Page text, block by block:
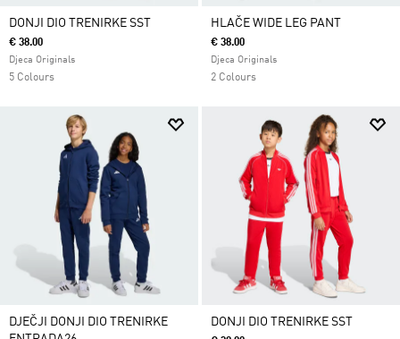
DONJI DIO TRENIRKE SST
€ 38.00
Djeca Originals
5 Colours
HLAČE WIDE LEG PANT
€ 38.00
Djeca Originals
2 Colours
DJEČJI DONJI DIO TRENIRKE
DONJI DIO TRENIRKE SST